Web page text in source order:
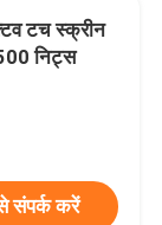
टच स्क्रीन
निट्स
संपर्क करें